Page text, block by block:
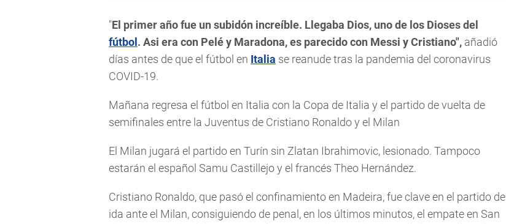
"El primer año fue un subidón increíble. Llegaba Dios, uno de los Dioses del
fútbol. Asi era con Pelé y Maradona, es parecido con Messi y Cristiano", añadió
días antes de que el fútbol en Italia se reanude tras la pandemia del coronavirus
COVID-19.
Mañana regresa el fútbol en Italia con la Copa de Italia y el partido de vuelta de
semifinales entre la Juventus de Cristiano Ronaldo y el Milan
El Milan jugará el partido en Turín sin Zlatan Ibrahimovic, lesionado. Tampoco
estarán el español Samu Castillejo y el francés Theo Hernández.
Cristiano Ronaldo, que pasó el confinamiento en Madeira, fue clave en el partido de
ida ante el Milan, consiguiendo de penal, en los últimos minutos, el empate en San